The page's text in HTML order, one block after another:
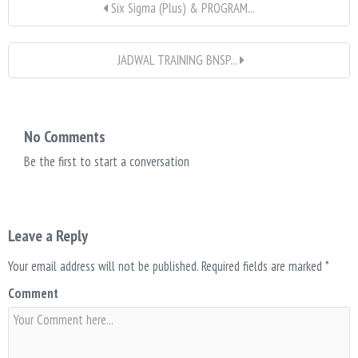
Six Sigma (Plus) & PROGRAM...
JADWAL TRAINING BNSP...
No Comments
Be the first to start a conversation
Leave a Reply
Your email address will not be published.Required fields are marked *
Comment